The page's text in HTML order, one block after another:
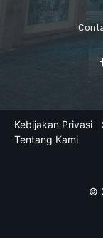
Kebijakan Privasi
Tentang Kami
©